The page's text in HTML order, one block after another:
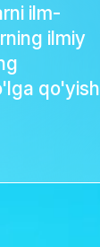
ilm-
ilmiy
qo'yish